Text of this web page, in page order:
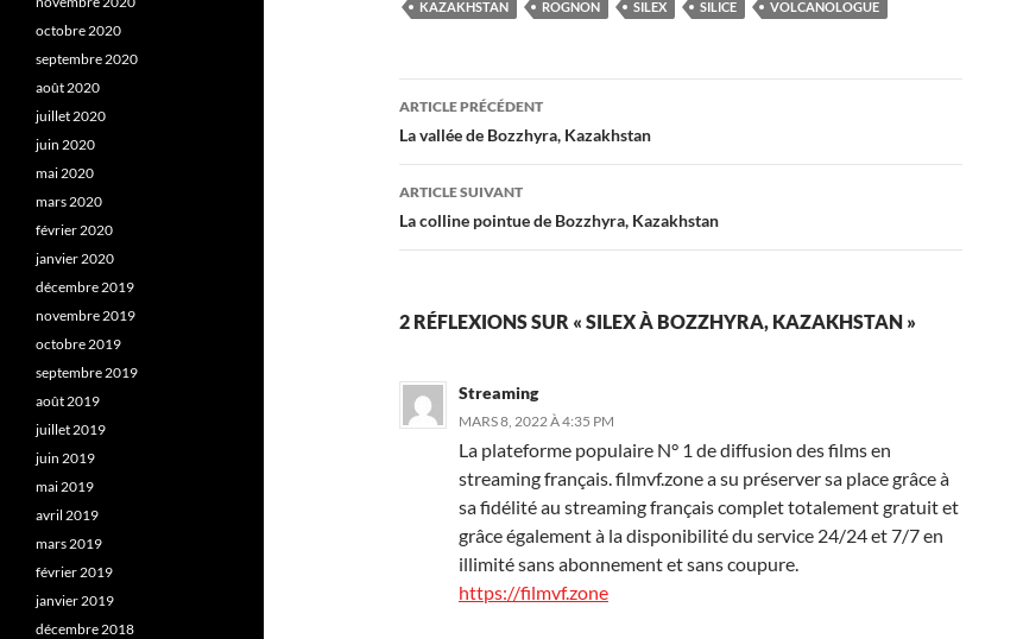
KAZAKHSTAN
ROGNON SILEX SILICE VOLCANOLOGUE
Navigation
des
articles
ARTICLE PRÉCÉDENT
La vallée de Bozzhyra, Kazakhstan
ARTICLE SUIVANT
La colline pointue de Bozzhyra, Kazakhstan
2 RÉFLEXIONS SUR « SILEX À BOZZHYRA, KAZAKHSTAN »
Streaming
MARS 8, 2022 À 4:35 PM
La plateforme populaire N° 1 de diffusion des films en
streaming français. filmvf.zone a su préserver sa place grâce à
sa fidélité au streaming français complet totalement gratuit et
grâce également à la disponibilité du service 24/24 et 7/7 en
illimité sans abonnement et sans coupure.
https://filmvf.zone
octobre 2020
septembre 2020
août 2020
juillet 2020
juin 2020
mai 2020
mars 2020
février 2020
janvier 2020
décembre 2019
novembre 2019
octobre 2019
septembre 2019
août 2019
juillet 2019
juin 2019
mai 2019
avril 2019
mars 2019
février 2019
janvier 2019
décembre 2018